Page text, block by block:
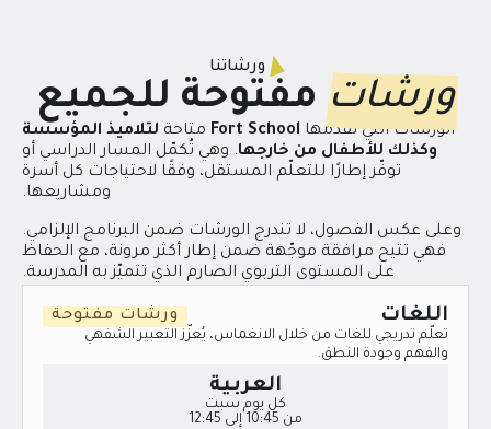
ورشاتنا
ورشات مفتوحة للجميع
الورشات التي تقدّمها Fort School متاحة لتلاميذ المؤسسة
وكذلك للأطفال من خارجها. وهي تُكمّل المسار الدراسي أو
توفّر إطارًا للتعلّم المستقل، وفقًا لاحتياجات كل أسرة
ومشاريعها.
وعلى عكس الفصول، لا تندرج الورشات ضمن البرنامج الإلزامي.
فهي تتيح مرافقة موجّهة ضمن إطار أكثر مرونة، مع الحفاظ
على المستوى التربوي الصارم الذي تتميّز به المدرسة.
اللغات ورشات مفتوحة
تعلّم تدريجي للغات من خلال الانغماس، يُعزّز التعبير الشفهي
والفهم وجودة النطق.
العربية
كل يوم سبت
من 10:45 إلى 12:45